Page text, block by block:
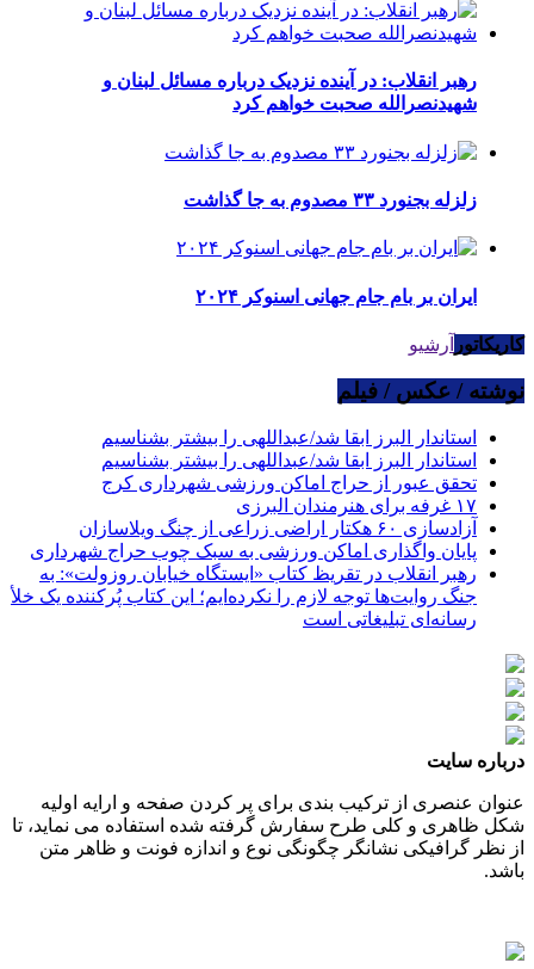
رهبر انقلاب: در آینده نزدیک درباره مسائل لبنان و
شهیدنصرالله صحبت خواهم کرد
زلزله بجنورد ۳۳ مصدوم به جا گذاشت
ایران بر بام جام جهانی اسنوکر ۲۰۲۴
کاریکاتور آرشیو
نوشته / عکس / فیلم
استاندار البرز ابقا شد/عبداللهی را بیشتر بشناسیم
استاندار البرز ابقا شد/عبداللهی را بیشتر بشناسیم
تحقق عبور از حراج اماکن ورزشی شهرداری کرج
۱۷ غرفه برای هنرمندان البرزی
آزادسازی ۶۰ هکتار اراضی زراعی از چنگ ویلاسازان
پایان واگذاری اماکن ورزشی به سبک چوب حراج شهرداری
رهبر انقلاب در تقریظ کتاب «ایستگاه خیابان روزولت»: به
جنگ روایت‌ها توجه لازم را نکرده‌ایم؛ این کتاب پُرکننده‌ یک خلأ
رسانه‌ای تبلیغاتی است
درباره سایت
عنوان عنصری از ترکیب بندی برای پر کردن صفحه و ارایه اولیه
شکل ظاهری و کلی طرح سفارش گرفته شده استفاده می نماید، تا
از نظر گرافیکی نشانگر چگونگی نوع و اندازه فونت و ظاهر متن
باشد.